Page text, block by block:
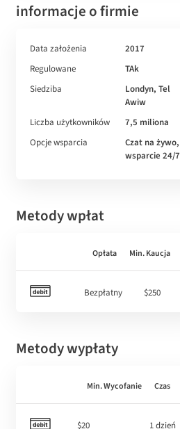
informacje o firmie
Data założenia
2017
Regulowane
TAk
Siedziba
Londyn, Tel
Awiw
Liczba użytkowników
7,5 miliona
Opcje wsparcia
Czat na żywo,
wsparcie 24/7
Metody wpłat
Opłata Min. Kaucja
Bezpłatny $250
Metody wypłaty
Min. Wycofanie Czas
$20 1 dzień